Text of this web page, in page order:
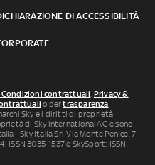
DI ACCESSIBILITÀ
Condizioni contrattuali, Privacy &
o pertrasparenza
Sky e i diritti di proprietà
di Sky international AG e sono
- Sky Italia Srl Via Monte Penice, 7 -
ISSN 3035-1537 e SkySport: ISSN